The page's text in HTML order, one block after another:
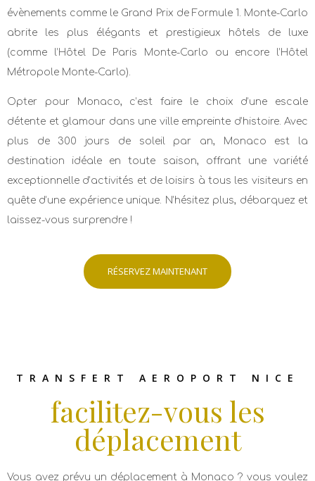
évènements comme le Grand Prix de Formule 1. Monte-Carlo
abrite les plus élégants et prestigieux hôtels de luxe
(comme l’Hôtel De Paris Monte-Carlo ou encore l’Hôtel
Métropole Monte-Carlo).
Opter pour Monaco, c’est faire le choix d’une escale
détente et glamour dans une ville empreinte d’histoire. Avec
plus de 300 jours de soleil par an, Monaco est la
destination idéale en toute saison, offrant une variété
exceptionnelle d’activités et de loisirs à tous les visiteurs en
quête d’une ​expérience unique​. N’hésitez plus, débarquez et
laissez-vous surprendre !
RÉSERVEZ MAINTENANT
TRANSFERT AEROPORT NICE
facilitez-vous les
déplacement
Vous avez prévu un déplacement à Monaco ? vous voulez